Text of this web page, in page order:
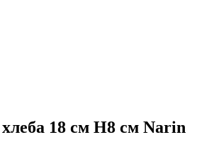
18 см H8 см Narin